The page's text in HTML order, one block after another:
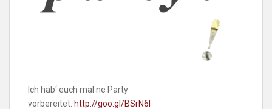
Ich hab‘ euch mal ne Party
vorbereitet. http://goo.gl/BSrN6I